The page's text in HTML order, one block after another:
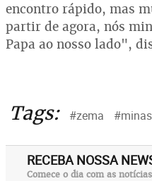
encontro rápido, mas
partir de agora, nós
Papa ao nosso lado",
Tags: #zema
RECEBA NOSSA
Comece o dia com as